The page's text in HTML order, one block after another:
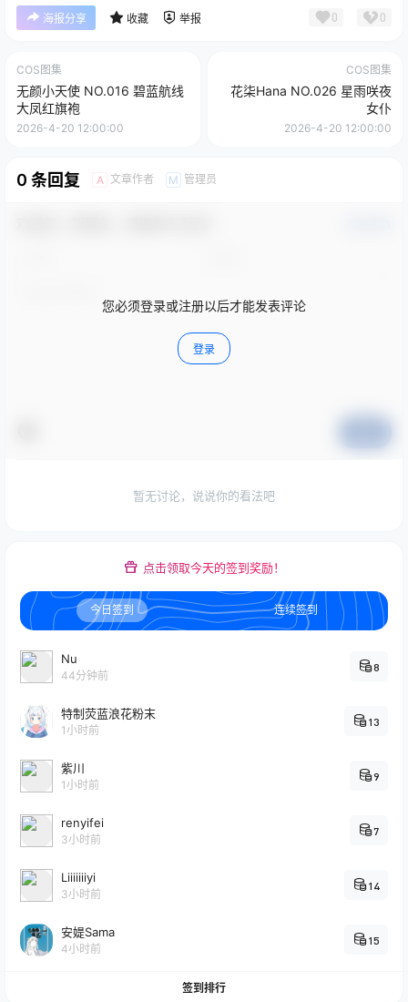
海报分享 收藏 举报 0 0
COS图集
无颜小天使 NO.016 碧蓝航线
大凤红旗袍
2026-4-20 12:00:00
COS图集
花柒Hana NO.026 星雨咲夜
女仆
2026-4-20 12:00:00
0 条回复 A 文章作者 M 管理员
您必须登录或注册以后才能发表评论
登录
暂无讨论，说说你的看法吧
点击领取今天的签到奖励！
今日签到 连续签到
Nu
44分钟前
8
特制荧蓝浪花粉末
1小时前
13
紫川
1小时前
9
renyifei
3小时前
7
Liiiiiiiyi
3小时前
14
安媞Sama
4小时前
15
签到排行